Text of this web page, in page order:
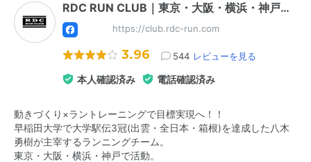
RDC RUN CLUB｜東京・大阪・横浜・神戸…
https://club.rdc-run.com
3.96 544 レビューを見る
本人確認済み 電話確認済み
動きづくり×ラントレーニングで目標実現へ！！
早稲田大学で大学駅伝3冠(出雲・全日本・箱根)を達成した八木
勇樹が主宰するランニングチーム。
東京・大阪・横浜・神戸で活動。